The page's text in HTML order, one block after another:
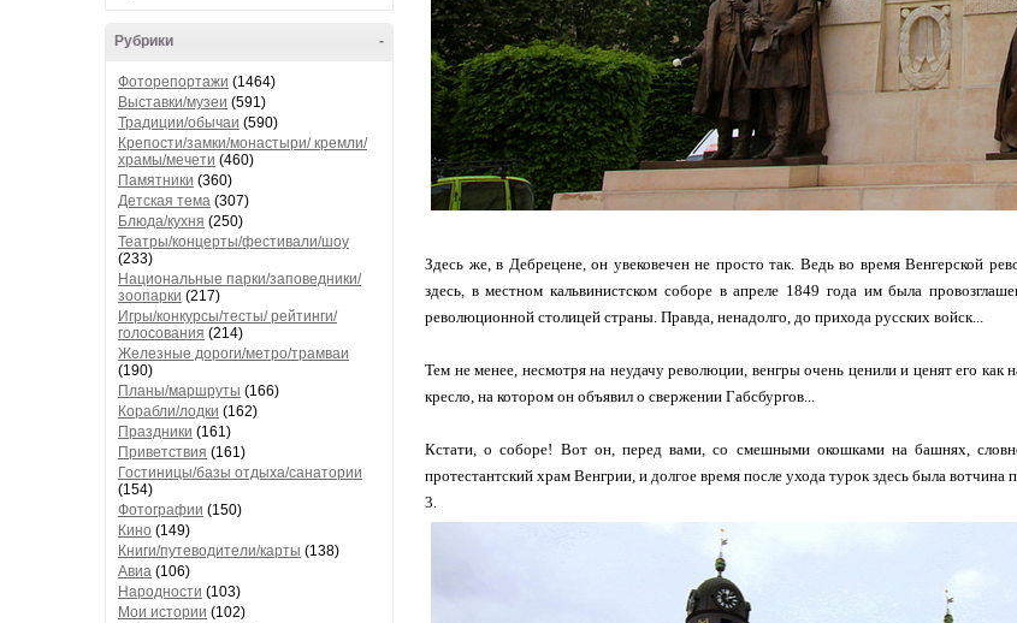
-
Рубрики
Фоторепортажи (1464)
Выставки/музеи (591)
Традиции/обычаи (590)
Крепости/замки/монастыри/ кремли/
храмы/мечети (460)
Памятники (360)
Детская тема (307)
Блюда/кухня (250)
Театры/концерты/фестивали/шоу
(233)
Национальные парки/заповедники/
зоопарки (217)
Игры/конкурсы/тесты/ рейтинги/
голосования (214)
Железные дороги/метро/трамваи
(190)
Планы/маршруты (166)
Корабли/лодки (162)
Праздники (161)
Приветствия (161)
Гостиницы/базы отдыха/санатории
(154)
Фотографии (150)
Кино (149)
Книги/путеводители/карты (138)
Авиа (106)
Народности (103)
Мои истории (102)
Здесь же, в Дебрецене, он увековечен не просто так. Ведь во время Венгерской
здесь, в местном кальвинистском соборе в апреле 1849 года им была
революционной столицей страны. Правда, ненадолго, до прихода русских войск...
Тем не менее, несмотря на неудачу революции, венгры очень ценили и ценят его как
кресло, на котором он объявил о свержении Габсбургов...
Кстати, о соборе! Вот он, перед вами, со смешными окошками на башнях,
протестантский храм Венгрии, и долгое время после ухода турок здесь была вотчина
3.